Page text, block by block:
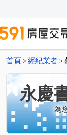
首頁 > 經紀業者 >
永慶
為